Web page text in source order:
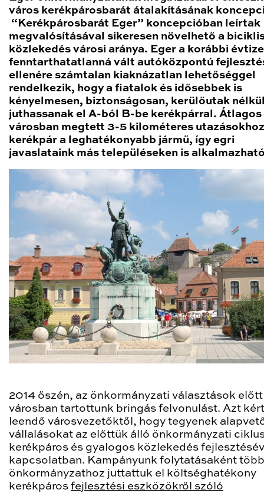
város kerékpárosbarát átalakításának
“Kerékpárosbarát Eger” koncepcióban leírtak
megvalósításával sikeresen növelhető a
közlekedés városi aránya. Eger a korábbi
fenntarthatatlanná vált autóközpontú
ellenére számtalan kiaknázatlan lehetőséggel
rendelkezik, hogy a fiatalok és idősebbek is
kényelmesen, biztonságosan, kerülőutak
juthassanak el A-ból B-be kerékpárral. Átlagos
városban megtett 3-5 kilométeres
kerékpár a leghatékonyabb jármű, így egri
javaslataink más településeken is
2014 őszén, az önkormányzati választások
városban tartottunk bringás felvonulást. Azt
leendő városvezetőktől, hogy tegyenek
vállalásokat az előttük álló önkormányzati
kerékpáros és gyalogos közlekedés
kapcsolatban. Kampányunk folytatásaként
önkormányzathoz juttattuk el költséghatékony
kerékpáros fejlesztési eszközökről szóló